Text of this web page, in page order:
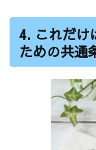
4. これだけ
ための共通